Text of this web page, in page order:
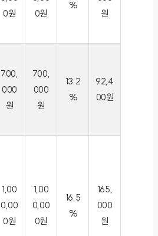
0원
0원
%
원
700,
000
원
700,
000
원
13.2
%
92,4
00원
1,00
0,00
0원
1,00
0,00
0원
16.5
%
165,
000
원